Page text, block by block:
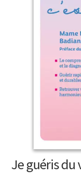
Développement
Alimentation |
Médecine douces
Je guéris du